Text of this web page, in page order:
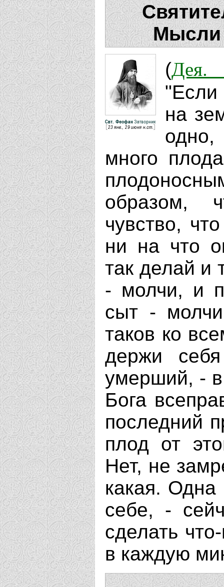
Мысли
(Дея.
на
одно,
много
образом,
чувство,
ни на что
так делай и
- молчи, и
сыт -
таков ко
держи
умерший, -
Бога
последний
плод от
Нет, не
какая. Одна
себе, -
сделать
в каждую